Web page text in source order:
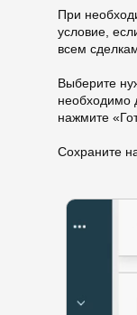
При
условие,
всем
Выберите
необходимо
нажмите
Сохраните